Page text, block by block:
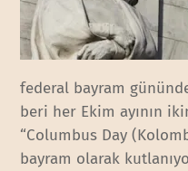
federal bayram
beri her Ekim ayının
“Columbus Day
bayram olarak